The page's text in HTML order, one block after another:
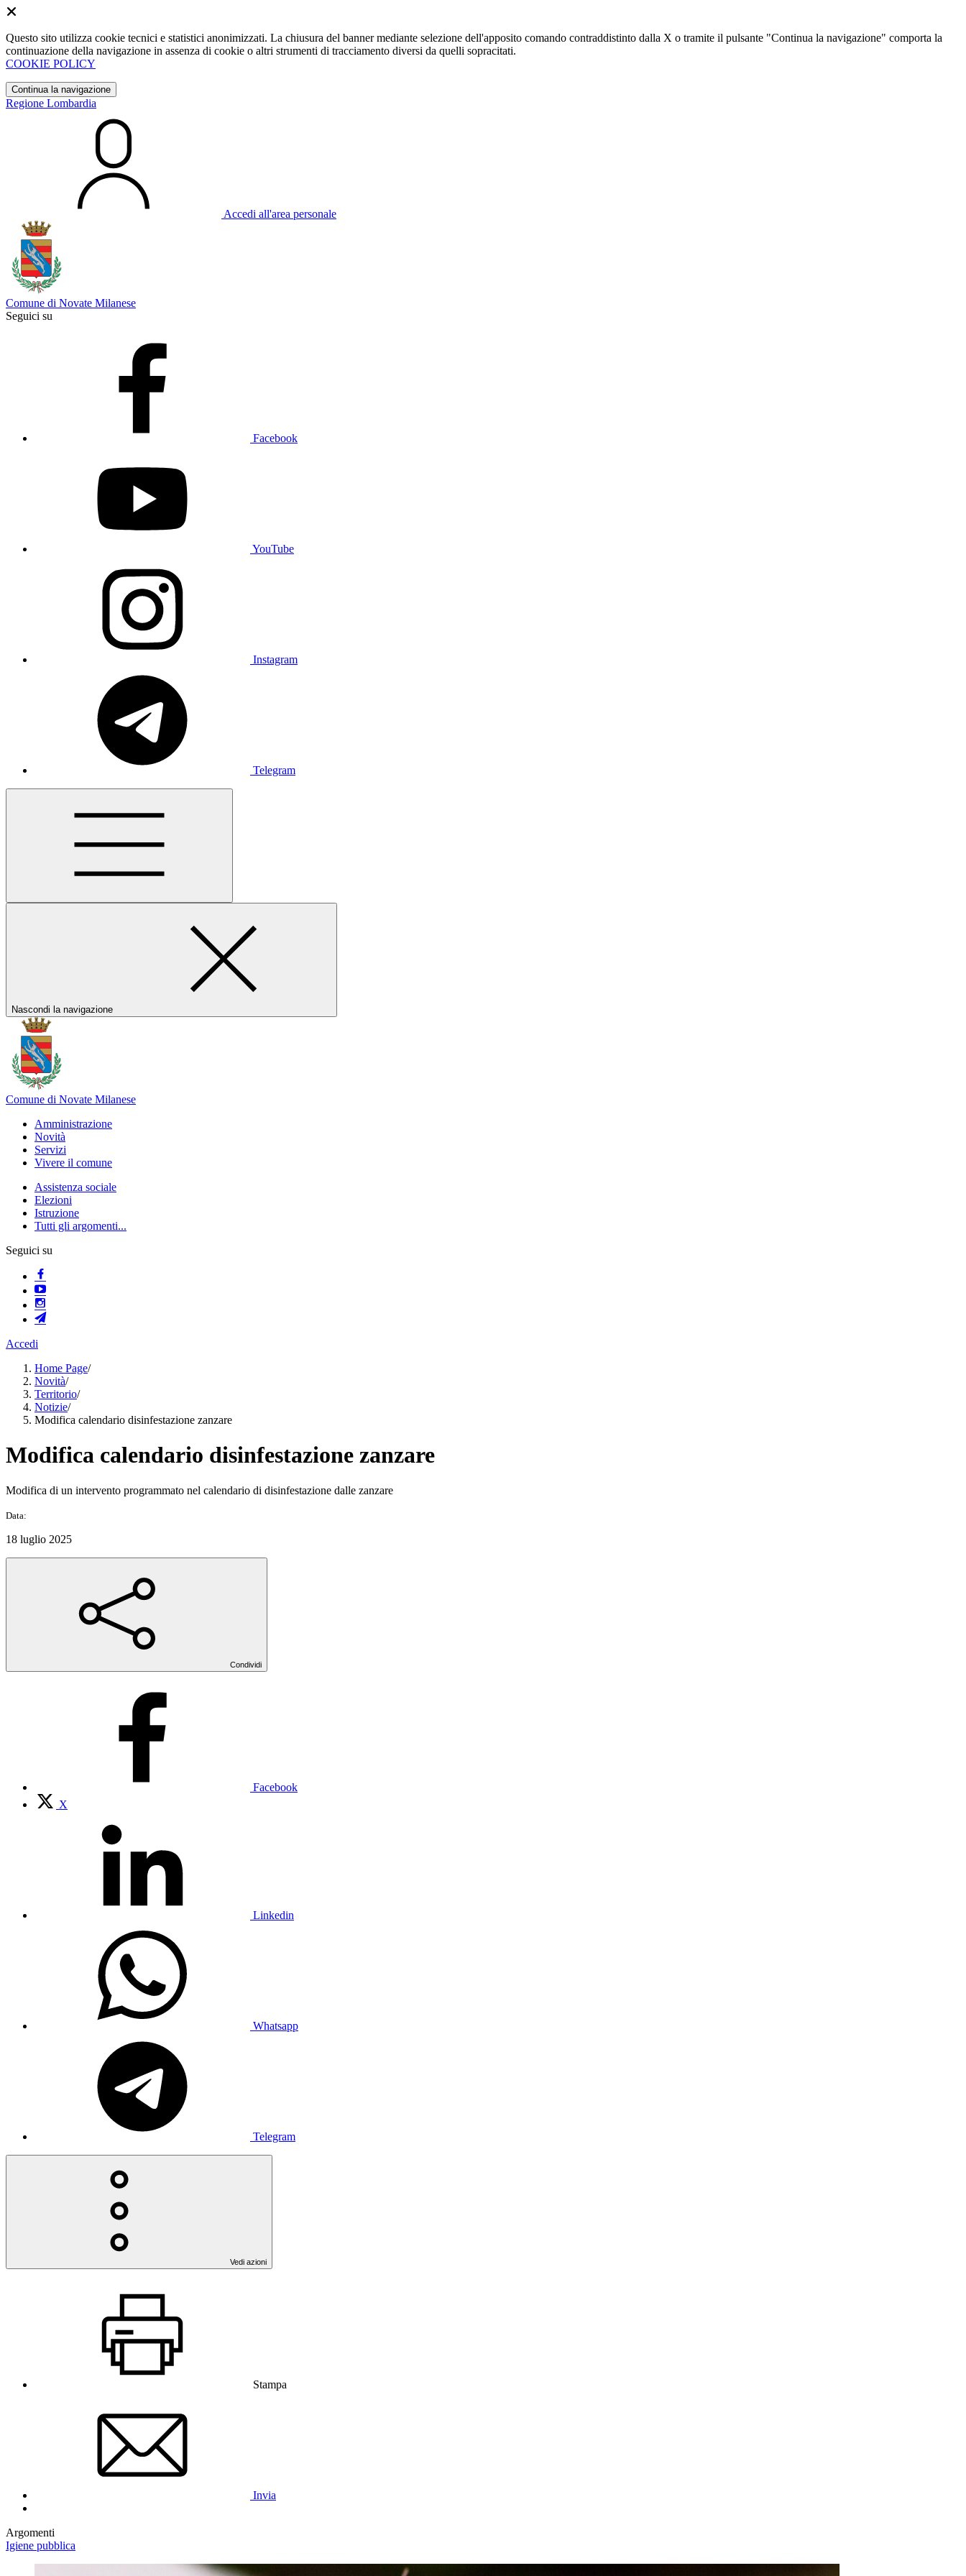
Questo sito utilizza cookie tecnici e statistici anonimizzati. La chiusura del banner mediante selezione dell'apposito comando contraddistinto dalla X o tramite il pulsante "Continua la navigazione" comporta la
continuazione della navigazione in assenza di cookie o altri strumenti di tracciamento diversi da quelli sopracitati.
COOKIE POLICY
Continua la navigazione
Regione Lombardia
Accedi all'area personale
Comune di Novate Milanese
Seguici su
Facebook
YouTube
Instagram
Telegram
Nascondi la navigazione
Comune di Novate Milanese
Amministrazione
Novità
Servizi
Vivere il comune
Assistenza sociale
Elezioni
Istruzione
Tutti gli argomenti...
Seguici su
Accedi
Home Page/
Novità/
Territorio/
Notizie/
Modifica calendario disinfestazione zanzare
Modifica calendario disinfestazione zanzare
Modifica di un intervento programmato nel calendario di disinfestazione dalle zanzare
Data:
18 luglio 2025
Condividi
Facebook
X
Linkedin
Whatsapp
Telegram
Vedi azioni
Stampa
Invia
Argomenti
Igiene pubblica